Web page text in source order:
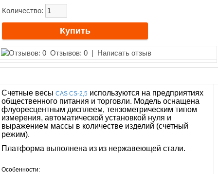
Количество:
Отзывов: 0 | Написать отзыв
Счетные весы CAS CS-2,5 используются на предприятиях
общественного питания и торговли. Модель оснащена
флуоресцентным дисплеем, тензометрическим типом
измерения, автоматической установкой нуля и
выражением массы в количестве изделий (счетный
режим).
Платформа выполнена из из нержавеющей стали.
Особенности: